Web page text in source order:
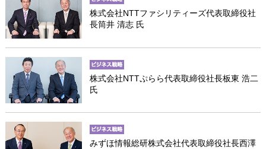
株式会社NTTファシリティーズ代表取締役社
長筒井 清志 氏
株式会社NTTぷらら代表取締役社長板東 浩二
氏
みずほ情報総研株式会社代表取締役社長西澤